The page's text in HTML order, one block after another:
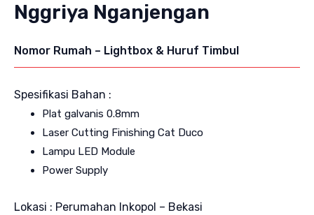
Nggriya Nganjengan
Nomor Rumah – Lightbox & Huruf Timbul
Spesifikasi Bahan :
Plat galvanis 0.8mm
Laser Cutting Finishing Cat Duco
Lampu LED Module
Power Supply
Lokasi : Perumahan Inkopol – Bekasi